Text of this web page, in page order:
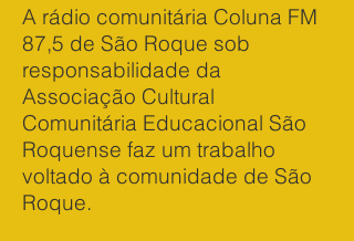
A rádio comunitária Coluna FM
87,5 de São Roque sob
responsabilidade da
Associação Cultural
Comunitária Educacional São
Roquense faz um trabalho
voltado à comunidade de São
Roque.